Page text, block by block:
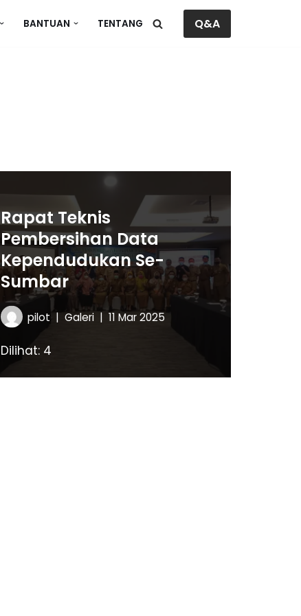
BANTUAN TENTANG Q&A
Rapat Teknis
Pembersihan Data
Kependudukan Se-
Sumbar
pilot Galeri 11 Mar 2025
Dilihat: 4